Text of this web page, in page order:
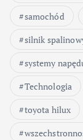
samochód
silnik
systemy
Technologia
toyota hilux